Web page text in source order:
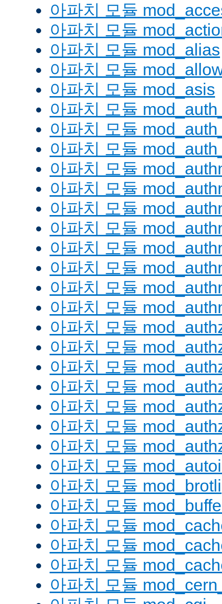
아파치 모듈
아파치 모듈
아파치 모듈 mod_alias
아파치 모듈
아파치 모듈 mod_asis
아파치 모듈
아파치 모듈
아파치 모듈
아파치 모듈
아파치 모듈
아파치 모듈
아파치 모듈
아파치 모듈
아파치 모듈
아파치 모듈
아파치 모듈
아파치 모듈
아파치 모듈
아파치 모듈
아파치 모듈
아파치 모듈
아파치 모듈
아파치 모듈
아파치 모듈
아파치 모듈 mod_brotli
아파치 모듈
아파치 모듈
아파치 모듈
아파치 모듈
아파치 모듈